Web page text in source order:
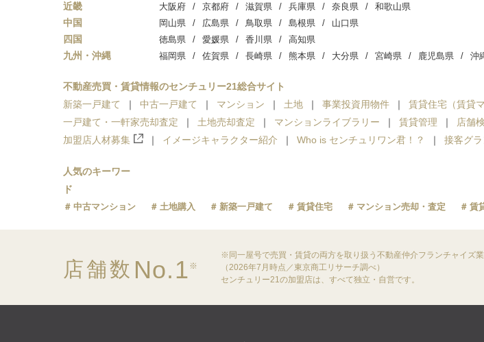
近畿 大阪府 京都府 滋賀県 兵庫県 奈良県 和歌山県
中国 岡山県 広島県 鳥取県 島根県 山口県
四国 徳島県 愛媛県 香川県 高知県
九州・沖縄 福岡県 佐賀県 長崎県 熊本県 大分県 宮崎県 鹿児島県 沖
不動産売買・賃貸情報のセンチュリー21総合サイト
新築一戸建て
中古一戸建て マンション 土地 事業投資用物件 賃貸住宅（賃貸
一戸建て・一軒家売却査定
土地売却査定 マンションライブラリー 賃貸管理 店舗
加盟店人材募集
イメージキャラクター紹介 Who is センチュリワン君！？ 接客グラ
人気のキーワー
ド
中古マンション 土地購入 新築一戸建て 賃貸住宅 マンション売却・査定 賃
店舗数 No.1 ※
※同一屋号で売買・賃貸の両方を取り扱う不動産仲介フランチャイズ
（2026年7月時点／東京商工リサーチ調べ）
センチュリー21の加盟店は、すべて独立・自営です。